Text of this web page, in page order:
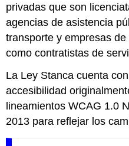
privadas que son
agencias de asistencia
transporte y empresas
como contratistas de
La Ley Stanca cuenta
accesibilidad
lineamientos WCAG 1.0
2013 para reflejar los